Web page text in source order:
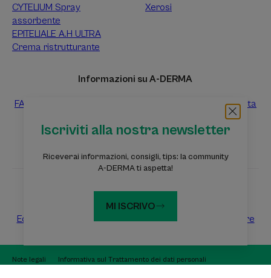
Iscriviti alla nostra newsletter
Riceverai informazioni, consigli, tips: la community
A-DERMA ti aspetta!
MI ISCRIVO
CYTELIUM Spray
assorbente
EPITELIALE A.H ULTRA
Crema ristrutturante
Xerosi
Informazioni su A-DERMA
FAQ
Raccolta differenziata dei prodotti vendita
Raccolta differenziata dei campioni prova gratuiti
Siti web del Gruppo Pierre Fabre
Eczema FoundationDermawebLaboratoires Pierre Fabre
Note legali
Informativa sul Trattamento dei dati personali